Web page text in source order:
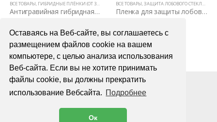
Оставаясь на Веб-сайте, вы соглашаетесь с
размещением файлов cookie на вашем
компьютере, с целью анализа использования
Веб-сайта. Если вы не хотите принимать
файлы cookie, вы должны прекратить
использование Вебсайта. Подробнее
Ок
НА КУЗОВЕ)
ДЛЯ АВТОМОБИЛЯ,ПОЛИУРЕТАНОВЫЕ ПЛЕНКИ PPF (5 ЛЕТ, НЕ ВИДНЫ НА КУЗОВЕ)
ТОВАРЫ,ЗАЩИТНЫЕ АНТИГРАВИЙНЫЕ ПЛЕНКИ ДЛЯ АВТОМОБИЛЯ,ПОЛИУРЕТАНОВЫЕ ПЛЕНКИ
ВСЕ ТОВАРЫ, ГИБРИДНЫЕ ПЛЁНКИ (ОТ 3Х ЛЕТ) ЗАЩИТНЫЕ АНТИГРАВИЙНЫЕ ПЛЕНКИ ДЛЯ
Антигравийная гибридная пленка Overs Black Gloss Hybrid 1,52м х 1м
ПОДРОБНЕЕ
ВСЕ ТОВАРЫ,ЗАЩИТА ЛОБОВОГО СТЕКЛА ,
Пленка для защиты лобового стекла ASWF WindShield 1,22м
В КОРЗИНУ